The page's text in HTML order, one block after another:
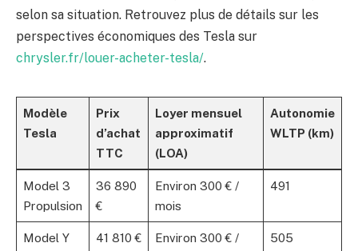
selon sa situation. Retrouvez plus de détails sur les
perspectives économiques des Tesla sur
chrysler.fr/louer-acheter-tesla/.
Modèle
Tesla
Prix
d’achat
TTC
Loyer mensuel
approximatif
(LOA)
Autonomie
WLTP (km)
Model 3
Propulsion
36 890
€
Environ 300 € /
mois
491
Model Y 41 810 €
Environ 300 € /
505